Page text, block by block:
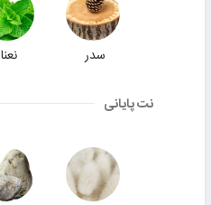
سدر نعنا
نت پایانی